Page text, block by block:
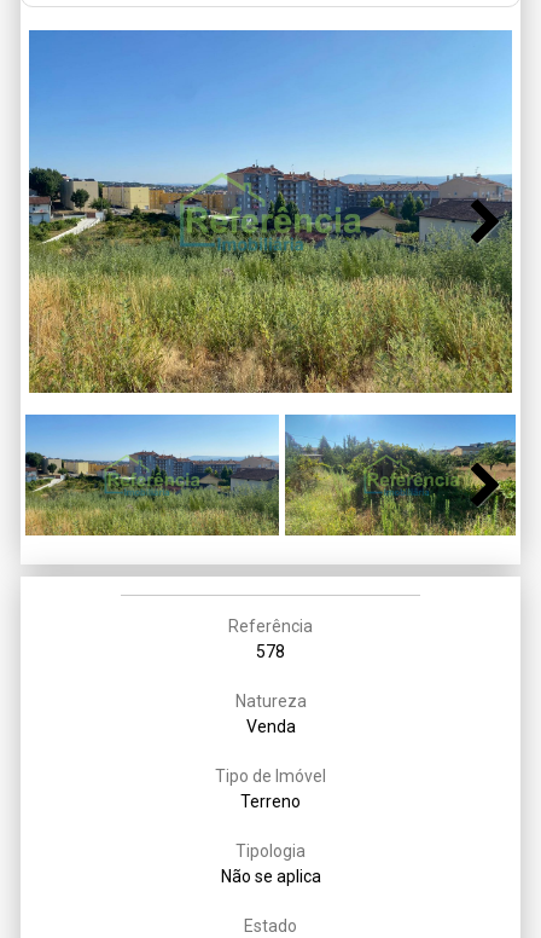
Next
Next
Referência
578
Natureza
Venda
Tipo de Imóvel
Terreno
Tipologia
Não se aplica
Estado